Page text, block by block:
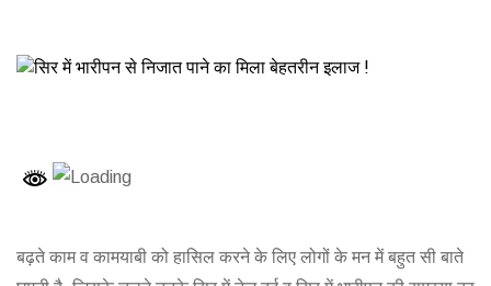
बढ़ते काम व कामयाबी को हासिल करने के लिए लोगों के मन में बहुत सी बाते